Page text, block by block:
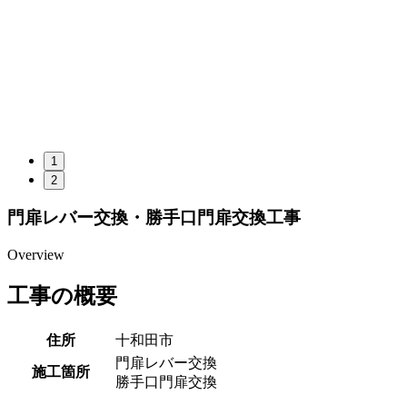
1
2
門扉レバー交換・勝手口門扉交換工事
Overview
工事の概要
住所 十和田市
施工箇所
門扉レバー交換
勝手口門扉交換